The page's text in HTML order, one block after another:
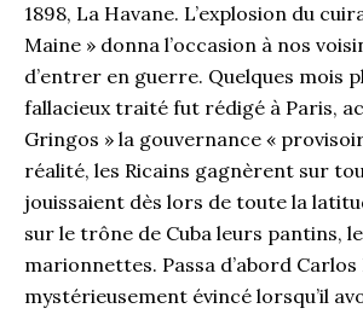
1898, La Havane. L’explosion du
Maine » donna l’occasion à nos
d’entrer en guerre. Quelques mois
fallacieux traité fut rédigé à Paris,
Gringos » la gouvernance «
réalité, les Ricains gagnèrent sur
jouissaient dès lors de toute la
sur le trône de Cuba leurs pantins,
marionnettes. Passa d’abord Carlos
mystérieusement évincé lorsqu’il